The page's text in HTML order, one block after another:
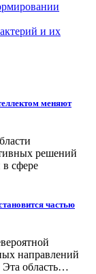
и их
меняют
решений
сфере
частью
направлений
Эта область…